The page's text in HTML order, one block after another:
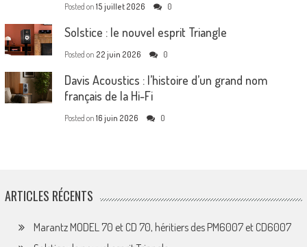
Posted on 15 juillet 2026 0
Solstice : le nouvel esprit Triangle
Posted on 22 juin 2026 0
Davis Acoustics : l’histoire d’un grand nom
français de la Hi-Fi
Posted on 16 juin 2026 0
ARTICLES RÉCENTS
Marantz MODEL 70 et CD 70, héritiers des PM6007 et CD6007